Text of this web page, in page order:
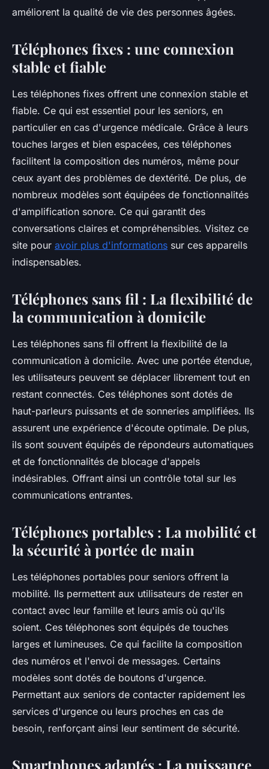
améliorent la qualité de vie des personnes âgées.
Téléphones fixes : une connexion
stable et fiable
Les téléphones fixes offrent une connexion stable et
fiable. Ce qui est essentiel pour les seniors, en
particulier en cas d'urgence médicale. Grâce à leurs
touches larges et bien espacées, ces téléphones
facilitent la composition des numéros, même pour
ceux ayant des problèmes de dextérité. De plus, de
nombreux modèles sont équipées de fonctionnalités
d'amplification sonore. Ce qui garantit des
conversations claires et compréhensibles. Visitez ce
site pour avoir plus d'informations sur ces appareils
indispensables.
Téléphones sans fil : La flexibilité de
la communication à domicile
Les téléphones sans fil offrent la flexibilité de la
communication à domicile. Avec une portée étendue,
les utilisateurs peuvent se déplacer librement tout en
restant connectés. Ces téléphones sont dotés de
haut-parleurs puissants et de sonneries amplifiées. Ils
assurent une expérience d'écoute optimale. De plus,
ils sont souvent équipés de répondeurs automatiques
et de fonctionnalités de blocage d'appels
indésirables. Offrant ainsi un contrôle total sur les
communications entrantes.
Téléphones portables : La mobilité et
la sécurité à portée de main
Les téléphones portables pour seniors offrent la
mobilité. Ils permettent aux utilisateurs de rester en
contact avec leur famille et leurs amis où qu'ils
soient. Ces téléphones sont équipés de touches
larges et lumineuses. Ce qui facilite la composition
des numéros et l'envoi de messages. Certains
modèles sont dotés de boutons d'urgence.
Permettant aux seniors de contacter rapidement les
services d'urgence ou leurs proches en cas de
besoin, renforçant ainsi leur sentiment de sécurité.
Smartphones adaptés : La puissance